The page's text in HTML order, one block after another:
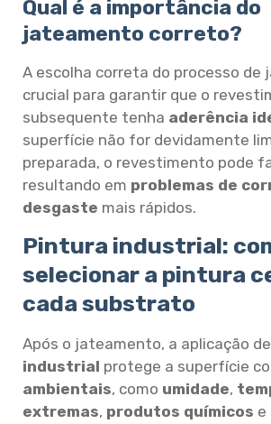
Qual é a importância do
jateamento correto?
A escolha correta do processo de
crucial para garantir que o
subsequente tenha aderência
superfície não for devidamente
preparada, o revestimento pode
resultando em problemas de
desgaste mais rápidos.
Pintura industrial:
selecionar a pintura
cada substrato
Após o jateamento, a aplicação de
industrial protege a superfície
ambientais, como umidade,
extremas, produtos químicos e